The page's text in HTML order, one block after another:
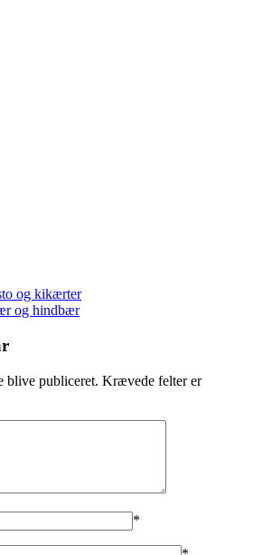
og kikærter
og hindbær
blive publiceret. Krævede felter er
*